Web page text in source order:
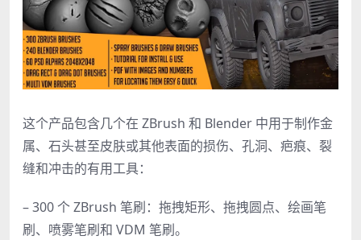
这个产品包含几个在 ZBrush 和 Blender 中用于制作金
属、石头甚至皮肤或其他表面的损伤、孔洞、疤痕、裂
缝和冲击的有用工具：
– 300 个 ZBrush 笔刷：拖拽矩形、拖拽圆点、绘画笔
刷、喷雾笔刷和 VDM 笔刷。